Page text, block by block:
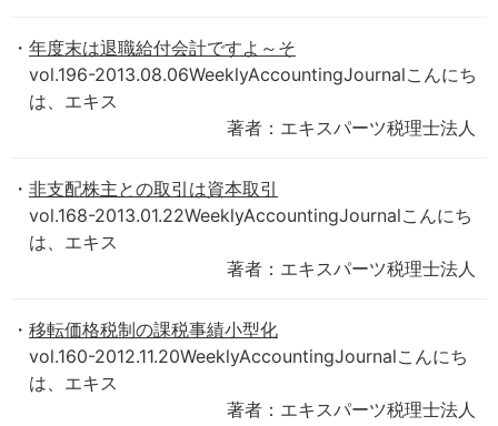
年度末は退職給付会計ですよ～そ
vol.196-2013.08.06WeeklyAccountingJournalこんにち
は、エキス
著者：エキスパーツ税理士法人
非支配株主との取引は資本取引
vol.168-2013.01.22WeeklyAccountingJournalこんにち
は、エキス
著者：エキスパーツ税理士法人
移転価格税制の課税事績小型化
vol.160-2012.11.20WeeklyAccountingJournalこんにち
は、エキス
著者：エキスパーツ税理士法人